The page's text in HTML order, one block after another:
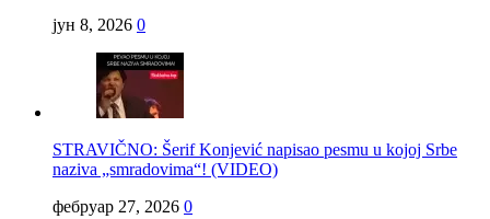
јун 8, 2026 0
STRAVIČNO: Šerif Konjević napisao pesmu u kojoj Srbe
naziva „smradovima“! (VIDEO)
фебруар 27, 2026 0